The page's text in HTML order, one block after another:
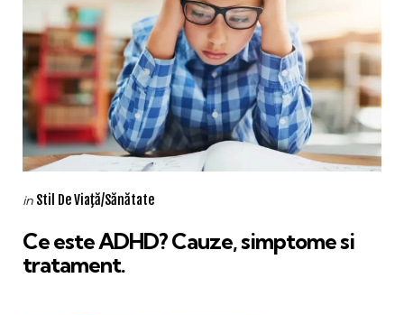
Categories
Posted
in Stil De Viaţă/Sănătate
Ce este ADHD? Cauze, simptome si
tratament.